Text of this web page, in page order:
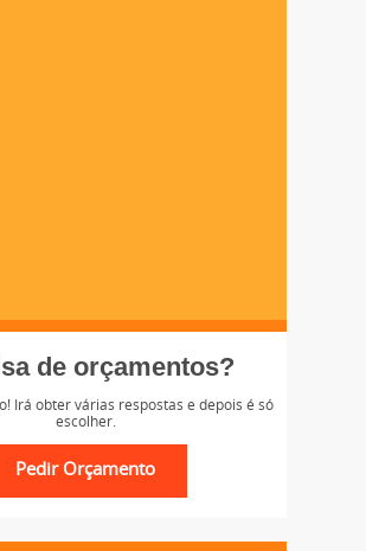
de orçamentos?
Irá obter várias respostas e depois é só
escolher.